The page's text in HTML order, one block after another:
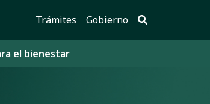
Trámites Gobierno
el bienestar